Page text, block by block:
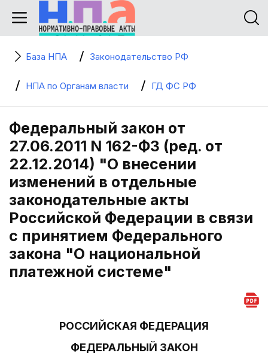
База НПА Законодательство РФ
НПА по Органам власти ГД ФС РФ
Федеральный закон от
27.06.2011 N 162-ФЗ (ред. от
22.12.2014) "О внесении
изменений в отдельные
законодательные акты
Российской Федерации в связи
с принятием Федерального
закона "О национальной
платежной системе"
РОССИЙСКАЯ ФЕДЕРАЦИЯ
ФЕДЕРАЛЬНЫЙ ЗАКОН